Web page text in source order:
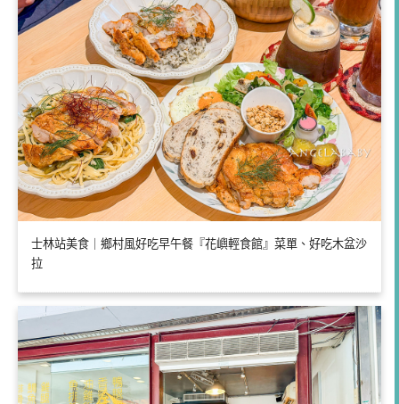
士林站美食｜鄉村風好吃早午餐『花嶼輕食館』菜單、好吃木盆沙
拉